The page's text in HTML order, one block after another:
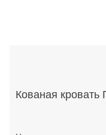
Кованая кровать